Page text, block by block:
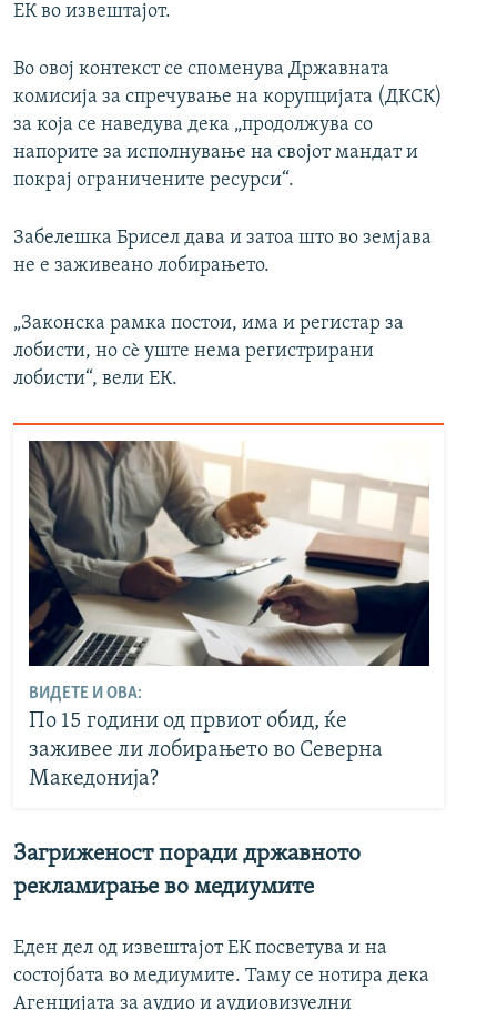
ЕК во извештајот.
Во овој контекст се споменува Државната
комисија за спречување на корупцијата (ДКСК)
за која се наведува дека „продолжува со
напорите за исполнување на својот мандат и
покрај ограничените ресурси“.
Забелешка Брисел дава и затоа што во земјава
не е заживеано лобирањето.
„Законска рамка постои, има и регистар за
лобисти, но сè уште нема регистрирани
лобисти“, вели ЕК.
ВИДЕТЕ И ОВА:
По 15 години од првиот обид, ќе
заживее ли лобирањето во Северна
Македонија?
Загриженост поради државното
рекламирање во медиумите
Еден дел од извештајот ЕК посветува и на
состојбата во медиумите. Таму се нотира дека
Агенцијата за аудио и аудиовизуелни